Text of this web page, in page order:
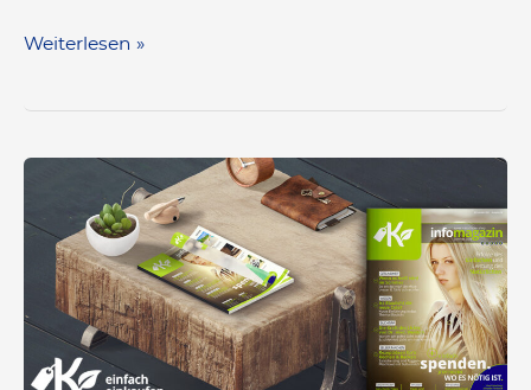
Weiterlesen »
«infomagazin»
Ausgabe
Sommer
2022